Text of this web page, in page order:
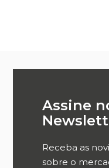
Assine
Receba as
sobre o